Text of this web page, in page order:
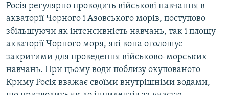
Росія регулярно проводить військові навчання в
акваторії Чорного і Азовського морів, поступово
збільшуючи як інтенсивність навчань, так і площу
акваторії Чорного моря, які вона оголошує
закритими для проведення військово-морських
навчань. При цьому води поблизу окупованого
Криму Росія вважає своїми внутрішніми водами,